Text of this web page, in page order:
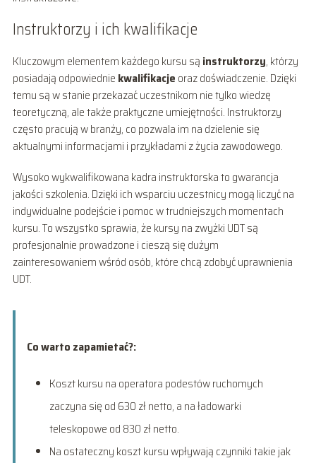
Instruktorzy i ich kwalifikacje
Kluczowym elementem każdego kursu są instruktorzy, którzy
posiadają odpowiednie kwalifikacje oraz doświadczenie. Dzięki
temu są w stanie przekazać uczestnikom nie tylko wiedzę
teoretyczną, ale także praktyczne umiejętności. Instruktorzy
często pracują w branży, co pozwala im na dzielenie się
aktualnymi informacjami i przykładami z życia zawodowego.
Wysoko wykwalifikowana kadra instruktorska to gwarancja
jakości szkolenia. Dzięki ich wsparciu uczestnicy mogą liczyć na
indywidualne podejście i pomoc w trudniejszych momentach
kursu. To wszystko sprawia, że kursy na zwyżki UDT są
profesjonalnie prowadzone i cieszą się dużym
zainteresowaniem wśród osób, które chcą zdobyć uprawnienia
UDT.
Co warto zapamietać?:
Koszt kursu na operatora podestów ruchomych
zaczyna się od 630 zł netto, a na ładowarki
teleskopowe od 830 zł netto.
Na ostateczny koszt kursu wpływają czynniki takie jak